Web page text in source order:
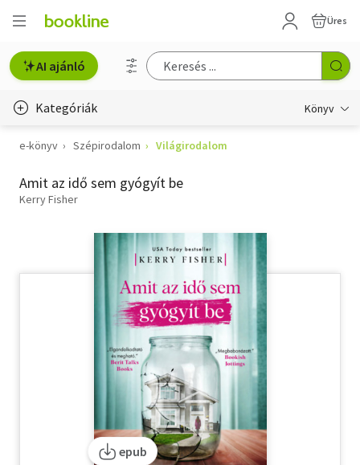
Üres
AI ajánló
Kategóriák Könyv
Életmód, egészség
Erotika
Hobbi, szabadidő
Szótár, nyelvkönyv
Társadalomtudomány
e-könyv Szépirodalom Világirodalom
Amit az idő sem gyógyít be
Kerry Fisher
epub